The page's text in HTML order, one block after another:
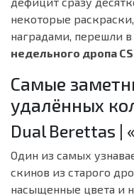
некоторые
наградами, перешли
недельного дропа
Самые
удалённых
Dual Berettas |
Один из самых
скинов из старого
насыщенные цвета и